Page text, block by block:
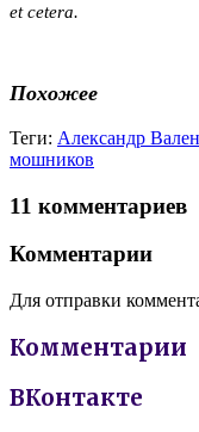
et cetera.
Похожее
Теги: Александр
мошников
11 комментариев
Комментарии
Для отправки
Комментарии
ВКонтакте